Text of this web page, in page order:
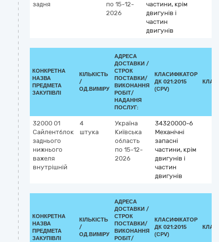
задня
по 15-12-
2026
частини, крім
двигунів і
частин
двигунів
КОНКРЕТНА
НАЗВА
ПРЕДМЕТА
ЗАКУПІВЛІ
КІЛЬКІСТЬ
/
ОД.ВИМІРУ
АДРЕСА
ДОСТАВКИ /
СТРОК
ПОСТАВКИ/
ВИКОНАННЯ
РОБІТ/
НАДАННЯ
ПОСЛУГ:
КЛАСИФІКАТОР
ДК 021:2015
(CPV)
32000 01
Сайлентблок
заднього
нижнього
важеля
внутрішній
4
штука
Україна
Київська
область
по 15-12-
2026
34320000-6
Механічні
запасні
частини, крім
двигунів і
частин
двигунів
КОНКРЕТНА
НАЗВА
ПРЕДМЕТА
ЗАКУПІВЛІ
КІЛЬКІСТЬ
/
ОД.ВИМІРУ
АДРЕСА
ДОСТАВКИ /
СТРОК
ПОСТАВКИ/
ВИКОНАННЯ
РОБІТ/
КЛАСИФІКАТОР
ДК 021:2015
(CPV)